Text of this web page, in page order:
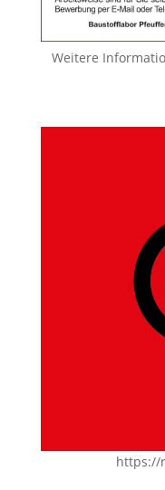
Weitere
https://